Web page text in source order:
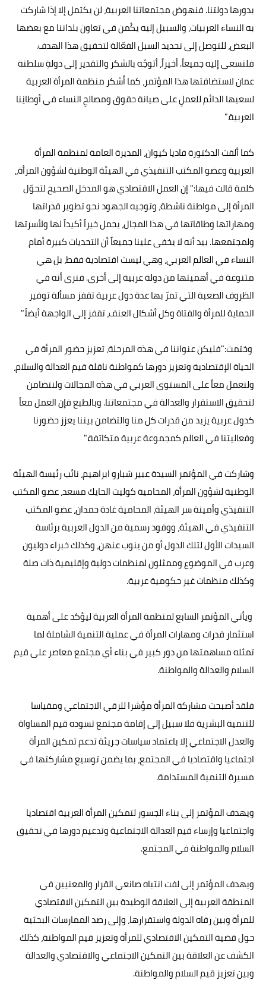
بدورها دولتنا. فنهوض مجتمعاتنا العربية، لن يكتمل إلا إذا شاركت
به النساء العربيات، والسبيل إليه يكْمن في تعاون بلداننا مع بعضها
البعض، للتوصل إلى تحديد السبل الفعّالة لتحقيق هذا الهدف.
فلنسعى إليه جميعاً. أخيراً، أتوجّه بالشكر والتقدير إلى دولةِ سلطنة
عمان لاستضافتها هذا المؤتمر، كما أَشكر منظمة المرأة العربية
لسعيها الدائم للعملِ على صيانة حقوق ومصالحِ النساء في أوطانِنا
العربية."
كما ألقت الدكتورة فاديا كيوان، المديرة العامة لمنظمة المرأة
العربية وعضو المكتب التنفيذي في الهيئة الوطنية لشؤون المرأة،،
كلمة قالت فيها:" إن العمل الاقتصادي هو المدخل الصحيح لتحوّل
المرأة إلى مواطنة ناشطة، وتوجيه الجهود نحو تطوير قدراتها
ومهاراتها وطاقاتها في هذا المجال، يحمل خيراً أكيداً لها ولأسرتها
ولمجتمعها. بيد أنه لا يخفى علينا جميعاً أن التحديات كبيرة أمام
النساء في العالم العربي، وهي ليست اقتصادية فقط، بل هي
متنوعة في أهميتها من دولة عربية إلى أخرى. فنرى أنه في
الظروف الصعبة التي تمرّ بها عدة دول عربية تقفز مسألة توفير
الحماية للمرأة والفتاة وكل أشكال العنف، تقفز إلى الواجهة أيضاً."
وختمت:"فليكن عنواننا في هذه المرحلة، تعزيز حضور المرأة في
الحياة الإقتصادية وتعزيز دورها كمواطنة ناقلة قيم العدالة والسلام،
ولنعمل معاً على المستوى العربي في هذه المجالات ولنتضامن
لتحقيق الاستقرار والعدالة في مجتمعاتنا. وبالطبع فإن العمل معاً
كدول عربية يزيد من قدرات كل منا والتضامن بيننا يعزز حضورنا
وفعاليتنا في العالم كمجموعة عربية متكاتفة."
وشاركت في المؤتمر السيدة عبير شبارو ابراهيم، نائب رئيسة الهيئة
الوطنية لشؤون المرأة، المحامية كوليت الحايك مسعد، عضو المكتب
التنفيذي وأمينة سر الهيئة، المحامية غادة حمدان، عضو المكتب
التنفيذي في الهيئة، ووفود رسمية من الدول العربية برئاسة
السيدات الأول لتلك الدول أو من ينوب عنهن، وكذلك خبراء دوليون
وعرب في الموضوع وممثلون لمنظمات دولية وإقليمية ذات صلة
وكذلك منظمات غير حكومية عربية.
ويأتي المؤتمر السابع لمنظمة المرأة العربية ليؤكد على أهمية
استثمار قدرات ومهارات المرأة في عملية التنمية الشاملة لما
تمثله مساهمتها من دور كبير في بناء أي مجتمع معاصر على قيم
السلام والعدالة والمواطنة.
فلقد أصبحت مشاركة المرأة مؤشرا للرقي الاجتماعي ومقياسا
للتنمية البشرية فلا سبيل إلى إقامة مجتمع تسوده قيم المساواة
والعدل الاجتماعي إلا باعتماد سياسات جريئة تدعم تمكين المرأة
اجتماعيا واقتصاديا في المجتمع، بما يضمن توسيع مشاركتها في
مسيرة التنمية المستدامة.
ويهدف المؤتمر إلى بناء الجسور لتمكين المرأة العربية اقتصاديا
واجتماعيا وإرساء قيم العدالة الاجتماعية وتدعيم دورها في تحقيق
السلام والمواطنة في المجتمع.
ويهدف المؤتمر إلى لفت انتباه صانعي القرار والمعنيين في
المنطقة العربية إلى العلاقة الوطيدة بين التمكين الاقتصادي
للمرأة وبين رفاه الدولة واستقرارها، وإلى رصد الممارسات البحثية
حول قضية التمكين الاقتصادي للمرأة وتعزيز قيم المواطنة، كذلك
الكشف عن العلاقة بين التمكين الاجتماعي والاقتصادي والعدالة
وبين تعزيز قيم السلام والمواطنة.